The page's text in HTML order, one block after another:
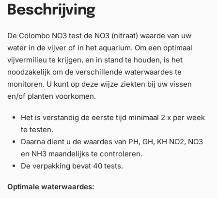
Beschrijving
De Colombo NO3 test de NO3 (nitraat) waarde van uw
water in de vijver of in het aquarium. Om een optimaal
vijvermilieu te krijgen, en in stand te houden, is het
noodzakelijk om de verschillende waterwaardes te
monitoren. U kunt op deze wijze ziekten bij uw vissen
en/of planten voorkomen.
Het is verstandig de eerste tijd minimaal 2 x per week
te testen.
Daarna dient u de waardes van PH, GH, KH NO2, NO3
en NH3 maandelijks te controleren.
De verpakking bevat 40 tests.
Optimale waterwaardes: